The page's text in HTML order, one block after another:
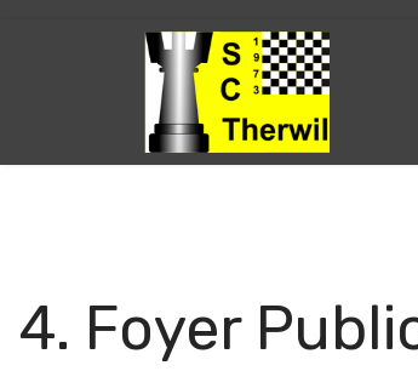
Aktuelle Seite:Home
4. Foyer